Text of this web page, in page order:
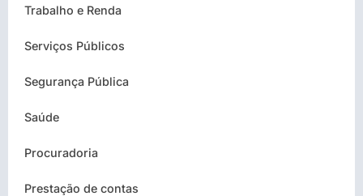
Trabalho e Renda
Serviços Públicos
Segurança Pública
Saúde
Procuradoria
Prestação de contas